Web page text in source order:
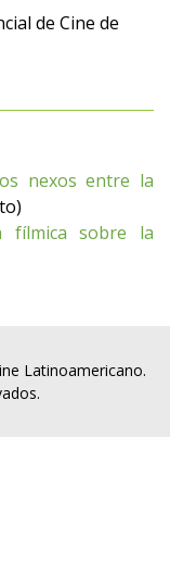
de Cine de
nexos entre la
fílmica sobre la
Latinoamericano.